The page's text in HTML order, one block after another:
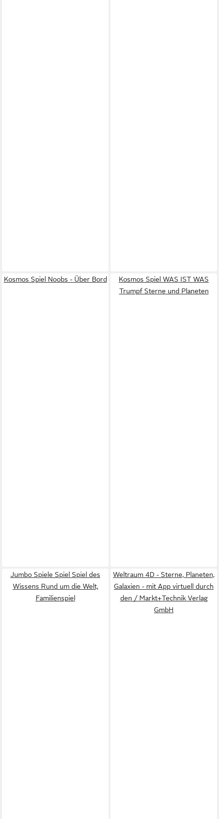
Kosmos Spiel Noobs - Über Bord
Kosmos Spiel WAS IST WAS
Trumpf Sterne und Planeten
Jumbo Spiele Spiel Spiel des
Wissens Rund um die Welt,
Familienspiel
Weltraum 4D - Sterne, Planeten,
Galaxien - mit App virtuell durch
den / Markt+Technik Verlag
GmbH